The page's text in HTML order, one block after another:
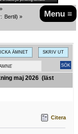
Menu ≡
»
Bertil) »
ÄMNET SKRIV UT
maj 2026 (läst
Citera